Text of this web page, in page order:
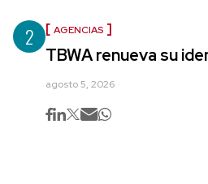
2 AGENCIAS
TBWA renueva su
agosto 5, 2026